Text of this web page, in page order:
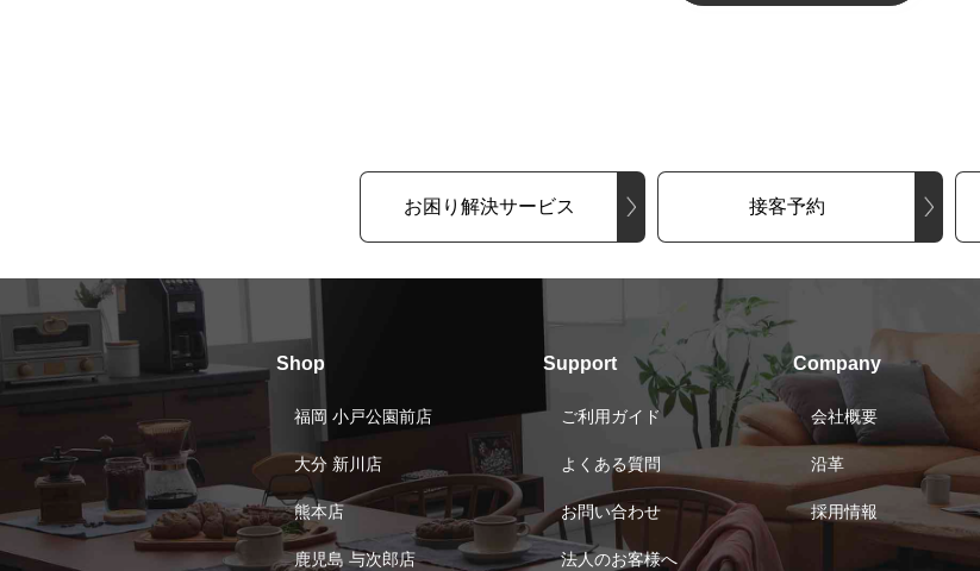
お困り解決サービス 接客予約
Shop
福岡 小戸公園前店
大分 新川店
熊本店
鹿児島 与次郎店
Support
ご利用ガイド
よくある質問
お問い合わせ
法人のお客様へ
Company
会社概要
沿革
採用情報